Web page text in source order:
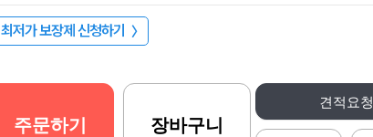
최저가 보장제 신청하기 〉
견적요청
주문하기 장바구니